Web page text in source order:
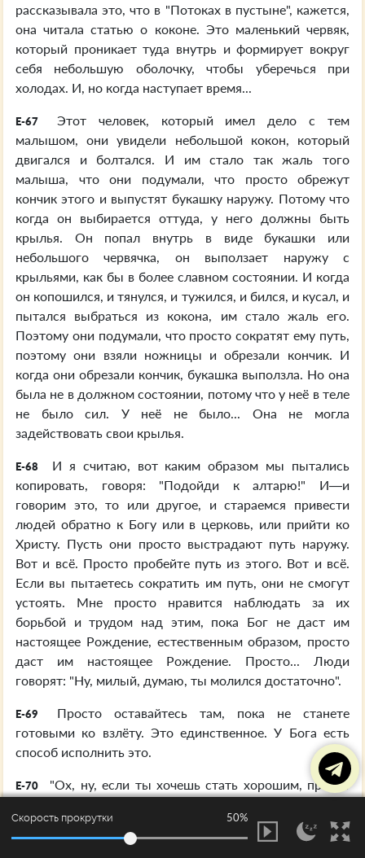
рассказывала это, что в "Потоках в пустыне", кажется,
она читала статью о коконе. Это маленький червяк,
который проникает туда внутрь и формирует вокруг
себя небольшую оболочку, чтобы уберечься при
холодах. И, но когда наступает время...
E-67
Этот человек, который имел дело с тем
малышом, они увидели небольшой кокон, который
двигался и болтался. И им стало так жаль того
малыша, что они подумали, что просто обрежут
кончик этого и выпустят букашку наружу. Потому что
когда он выбирается оттуда, у него должны быть
крылья. Он попал внутрь в виде букашки или
небольшого червячка, он выползает наружу с
крыльями, как бы в более славном состоянии. И когда
он копошился, и тянулся, и тужился, и бился, и кусал, и
пытался выбраться из кокона, им стало жаль его.
Поэтому они подумали, что просто сократят ему путь,
поэтому они взяли ножницы и обрезали кончик. И
когда они обрезали кончик, букашка выползла. Но она
была не в должном состоянии, потому что у неё в теле
не было сил. У неё не было... Она не могла
задействовать свои крылья.
E-68
И я считаю, вот каким образом мы пытались
копировать, говоря: "Подойди к алтарю!" И—и
говорим это, то или другое, и стараемся привести
людей обратно к Богу или в церковь, или прийти ко
Христу. Пусть они просто выстрадают путь наружу.
Вот и всё. Просто пробейте путь из этого. Вот и всё.
Если вы пытаетесь сократить им путь, они не смогут
устоять. Мне просто нравится наблюдать за их
борьбой и трудом над этим, пока Бог не даст им
настоящее Рождение, естественным образом, просто
даст им настоящее Рождение. Просто... Люди
говорят: "Ну, милый, думаю, ты молился достаточно".
E-69
Просто оставайтесь там, пока не станете
готовыми ко взлёту. Это единственное. У Бога есть
способ исполнить это.
E-70
"Ох, ну, если ты хочешь стать хорошим, просто
E-71 Это может быть очень хорошо. Но, вы
Скорость прокрутки 50%